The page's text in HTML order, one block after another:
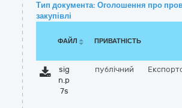
Тип документа: Оголошення про
закупівлі
ФАЙЛ ПРИВАТНІСТЬ
sig
n.p
7s
публічний